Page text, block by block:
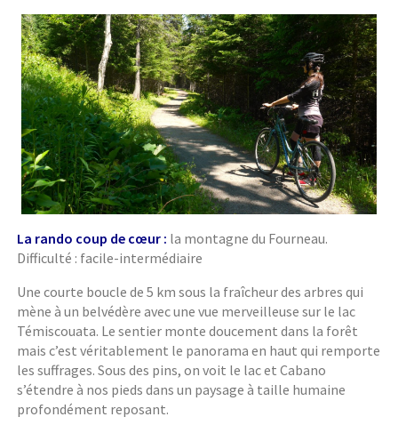
La rando coup de cœur : la montagne du Fourneau.
Difficulté : facile-intermédiaire
Une courte boucle de 5 km sous la fraîcheur des arbres qui
mène à un belvédère avec une vue merveilleuse sur le lac
Témiscouata. Le sentier monte doucement dans la forêt
mais c’est véritablement le panorama en haut qui remporte
les suffrages. Sous des pins, on voit le lac et Cabano
s’étendre à nos pieds dans un paysage à taille humaine
profondément reposant.